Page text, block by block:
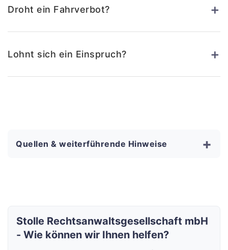
Droht ein Fahrverbot? +
Lohnt sich ein Einspruch? +
Quellen & weiterführende Hinweise +
Stolle Rechtsanwaltsgesellschaft mbH
- Wie können wir Ihnen helfen?